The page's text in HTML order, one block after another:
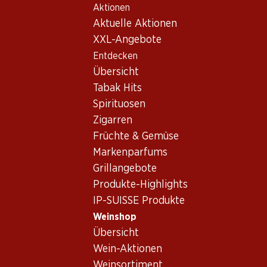
Aktionen
Aktuelle Aktionen
XXL-Angebote
Entdecken
Übersicht
Tabak Hits
Spirituosen
Zigarren
Früchte & Gemüse
Markenparfums
Grillangebote
Produkte-Highlights
IP-SUISSE Produkte
Weinshop
Übersicht
Wein-Aktionen
Wein/Champagner
Sizilien
Passìo Nero d’Avola/Perricone Sicilia DOC da uve
Vorderseite Rückseite